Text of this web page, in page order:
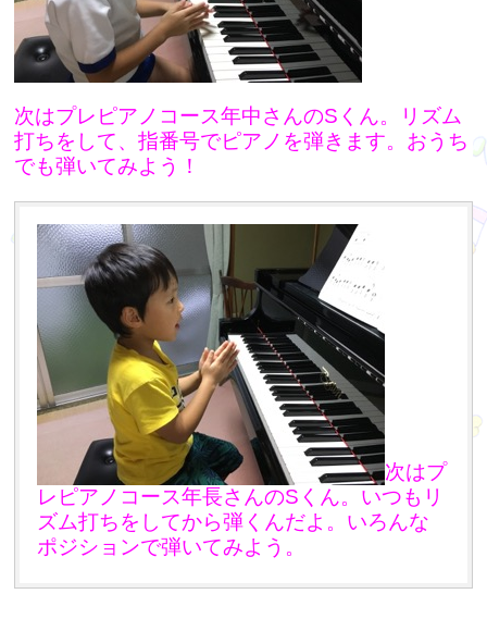
次はプレピアノコース年中さんのSくん。リズム
打ちをして、指番号でピアノを弾きます。おうち
でも弾いてみよう！
次はプ
レピアノコース年長さんのSくん。いつもリ
ズム打ちをしてから弾くんだよ。いろんな
ポジションで弾いてみよう。